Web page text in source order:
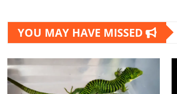
YOU MAY HAVE MISSED